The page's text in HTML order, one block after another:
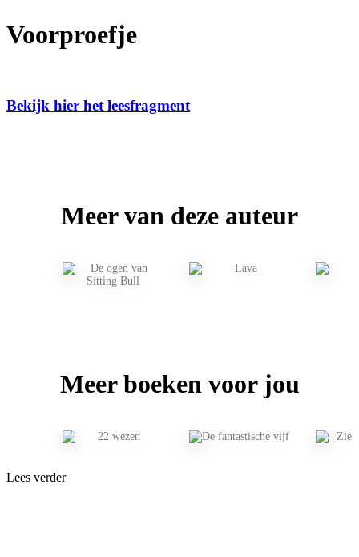
Voorproefje
Bekijk hier het leesfragment
Meer van deze auteur
Meer boeken voor jou
Lees verder